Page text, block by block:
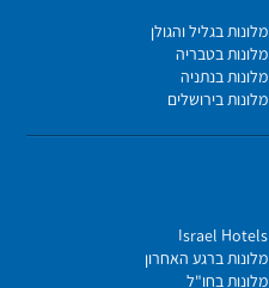
מלונות בגליל והגולן
מלונות בטבריה
מלונות בנתניה
מלונות בירושלים
Israel Hotels
מלונות ברגע האחרון
מלונות בחו"ל